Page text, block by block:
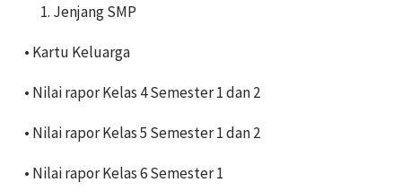
Jenjang SMP
• Kartu Keluarga
• Nilai rapor Kelas 4 Semester 1 dan 2
• Nilai rapor Kelas 5 Semester 1 dan 2
• Nilai rapor Kelas 6 Semester 1